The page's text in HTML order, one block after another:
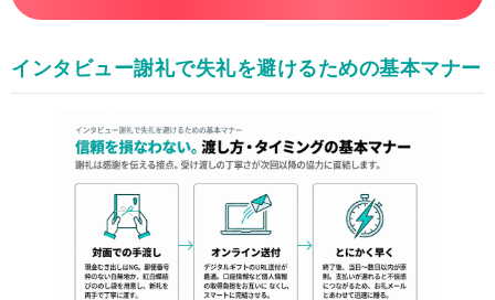
インタビュー謝礼で失礼を避けるための基本マナー